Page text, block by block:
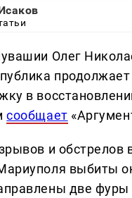
Олег
в
сообщает
и обстрелов
выбиты
две фуры